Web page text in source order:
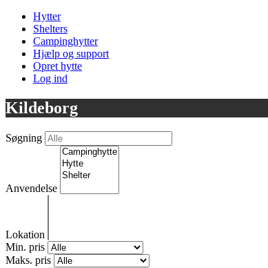
Hytter
Shelters
Campinghytter
Hjælp og support
Opret hytte
Log ind
Kildeborg
Søgning
Anvendelse
Lokation
Min. pris
Maks. pris